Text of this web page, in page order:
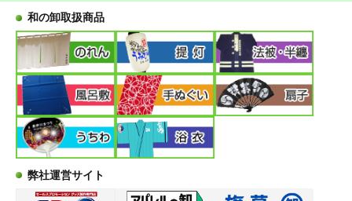
和の卸取扱商品
弊社運営サイト